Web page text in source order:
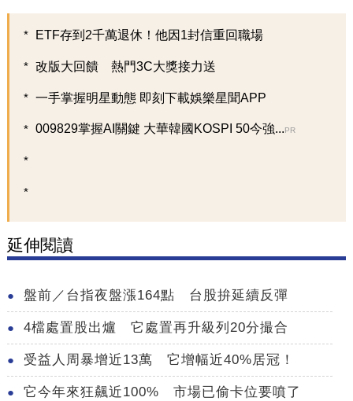
ETF存到2千萬退休！他因1封信重回職場
改版大回饋 熱門3C大獎接力送
一手掌握明星動態 即刻下載娛樂星聞APP
009829掌握AI關鍵 大華韓國KOSPI 50今強...PR
延伸閱讀
盤前／台指夜盤漲164點 台股拚延續反彈
4檔處置股出爐 它處置再升級列20分撮合
受益人周暴增近13萬 它增幅近40%居冠！
它今年來狂飆近100% 市場已偷卡位要噴了